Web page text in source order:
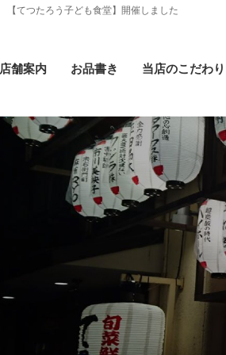
【てつたろう子ども食堂】開催しました
店舗案内 お品書き 当店のこだわり